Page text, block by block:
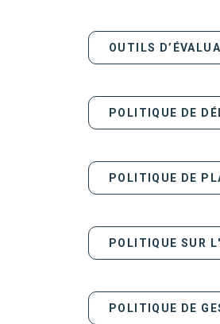
OUTILS
POLITIQUE DE
POLITIQUE DE
POLITIQUE SUR
POLITIQUE DE